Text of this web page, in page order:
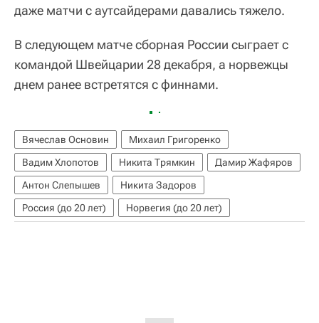
даже матчи с аутсайдерами давались тяжело.
В следующем матче сборная России сыграет с
командой Швейцарии 28 декабря, а норвежцы
днем ранее встретятся с финнами.
Вячеслав Основин
Михаил Григоренко
Вадим Хлопотов
Никита Трямкин
Дамир Жафяров
Антон Слепышев
Никита Задоров
Россия (до 20 лет)
Норвегия (до 20 лет)